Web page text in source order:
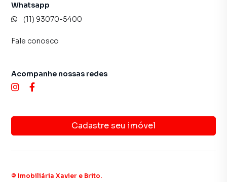
Whatsapp
(11) 93070-5400
Fale conosco
Cadastre seu imóvel
Acompanhe nossas redes
© Imobiliária Xavier e Brito.